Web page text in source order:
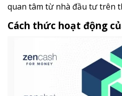
quan tâm từ nhà đầu tư trên
Cách thức hoạt động